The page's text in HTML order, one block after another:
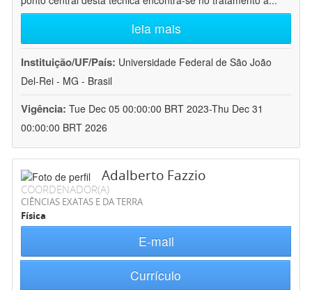
leia mais
Instituição/UF/País: Universidade Federal de São João
Del-Rei - MG - Brasil
Vigência: Tue Dec 05 00:00:00 BRT 2023-Thu Dec 31
00:00:00 BRT 2026
Adalberto Fazzio
COORDENADOR(A)
CIÊNCIAS EXATAS E DA TERRA
Física
E-mail
Currículo